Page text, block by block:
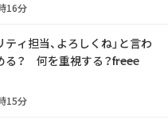
16分
ティ担当、よろしくね」と言わ
る？ 何を重視する？――freee
15分